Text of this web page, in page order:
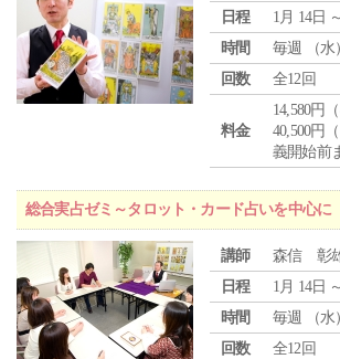
日程
1月 14日
時間
毎週 （水
回数
全12回
料金
14,580円
40,500円
義開始前
総合実占ゼミ～タロット・カード占いを中心
講師
森信 彰
日程
1月 14日
時間
毎週 （水
回数
全12回